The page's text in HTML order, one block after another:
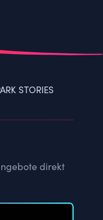
STORIES
direkt